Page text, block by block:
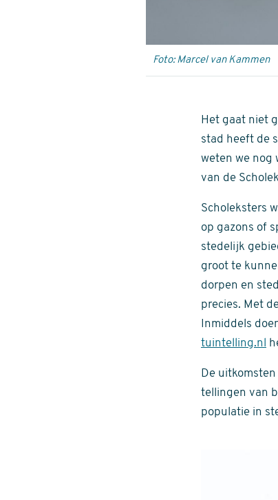
Foto: Marcel van Kammen
Het gaat niet
stad heeft de
weten we nog
van de
Scholeksters
op gazons of
stedelijk
groot te
dorpen en
precies. Met
Inmiddels
tuintelling.nl
De
tellingen van
populatie in